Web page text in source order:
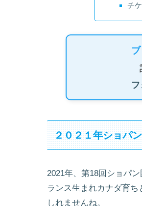
チ
２０２１年ショパ
2021年、第18回ショパ
ランス生まれカナダ育
しれませんね。